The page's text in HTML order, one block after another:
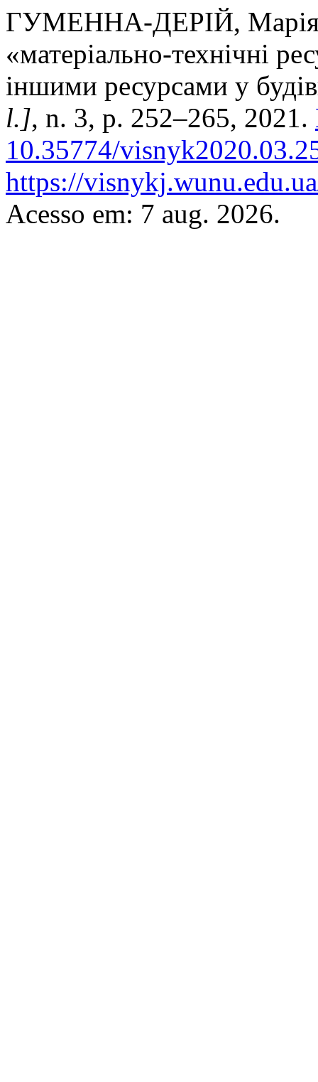
ГУМЕННА-ДЕРІЙ, Марія.
«матеріально-технічні
іншими ресурсами у
l.], n. 3, p. 252–265, 2021.
10.35774/
https://
Acesso em: 7 aug. 2026.